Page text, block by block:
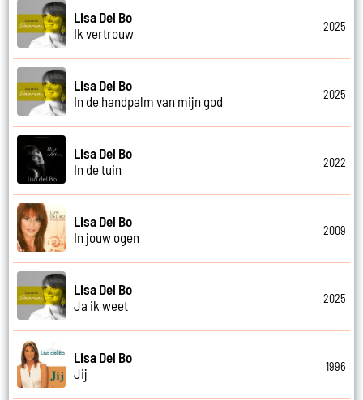
Lisa Del Bo
Ik vertrouw
2025
Lisa Del Bo
In de handpalm van mijn god
2025
Lisa Del Bo
In de tuin
2022
Lisa Del Bo
In jouw ogen
2009
Lisa Del Bo
Ja ik weet
2025
Lisa Del Bo
Jij
1996